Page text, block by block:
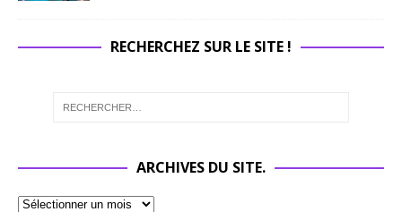
RECHERCHEZ SUR LE SITE !
ARCHIVES DU SITE.